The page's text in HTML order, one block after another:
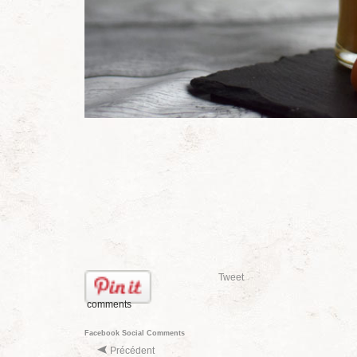
Tweet
comments
Facebook Social Comments
Précédent